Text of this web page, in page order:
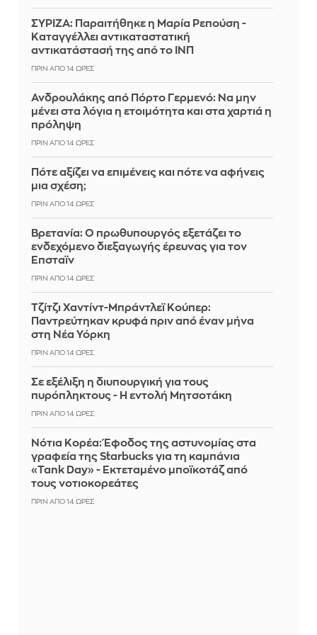
ΣΥΡΙΖΑ: Παραιτήθηκε η Μαρία Ρεπούση -
Καταγγέλλει αντικαταστατική
αντικατάστασή της από το ΙΝΠ
ΠΡΙΝ ΑΠΌ 14 ΏΡΕΣ
Ανδρουλάκης από Πόρτο Γερμενό: Να μην
μένει στα λόγια η ετοιμότητα και στα χαρτιά η
πρόληψη
ΠΡΙΝ ΑΠΌ 14 ΏΡΕΣ
Πότε αξίζει να επιμένεις και πότε να αφήνεις
μια σχέση;
ΠΡΙΝ ΑΠΌ 14 ΏΡΕΣ
Βρετανία: Ο πρωθυπουργός εξετάζει το
ενδεχόμενο διεξαγωγής έρευνας για τον
Έπσταϊν
ΠΡΙΝ ΑΠΌ 14 ΏΡΕΣ
Τζίτζι Χαντίντ-Μπράντλεϊ Κούπερ:
Παντρεύτηκαν κρυφά πριν από έναν μήνα
στη Νέα Υόρκη
ΠΡΙΝ ΑΠΌ 14 ΏΡΕΣ
Σε εξέλιξη η διυπουργική για τους
πυρόπληκτους - Η εντολή Μητσοτάκη
ΠΡΙΝ ΑΠΌ 14 ΏΡΕΣ
Νότια Κορέα: Έφοδος της αστυνομίας στα
γραφεία της Starbucks για τη καμπάνια
«Tank Day» - Εκτεταμένο μποϊκοτάζ από
τους νοτιοκορεάτες
ΠΡΙΝ ΑΠΌ 14 ΏΡΕΣ